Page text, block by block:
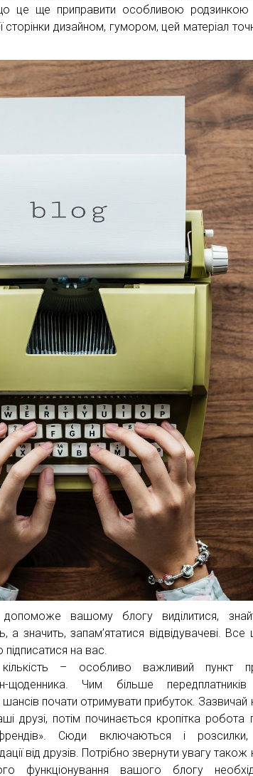
це ще приправити особливою
дизайном, гумором, цей матеріал
допоможе вашому блогу виділитися,
а значить, запам’ятатися відвідувачеві. Все
на вас.
– особливо важливий пункт
щоденника. Чим більше
шансів почати отримувати прибуток. Зазвичай
друзі, потім починається кропітка робота
Сюди включаються і
від друзів. Потрібно звернути увагу також
функціонування вашого блогу